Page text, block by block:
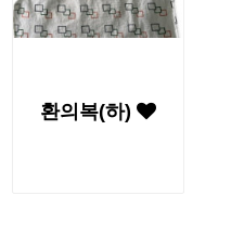
환의복(하)